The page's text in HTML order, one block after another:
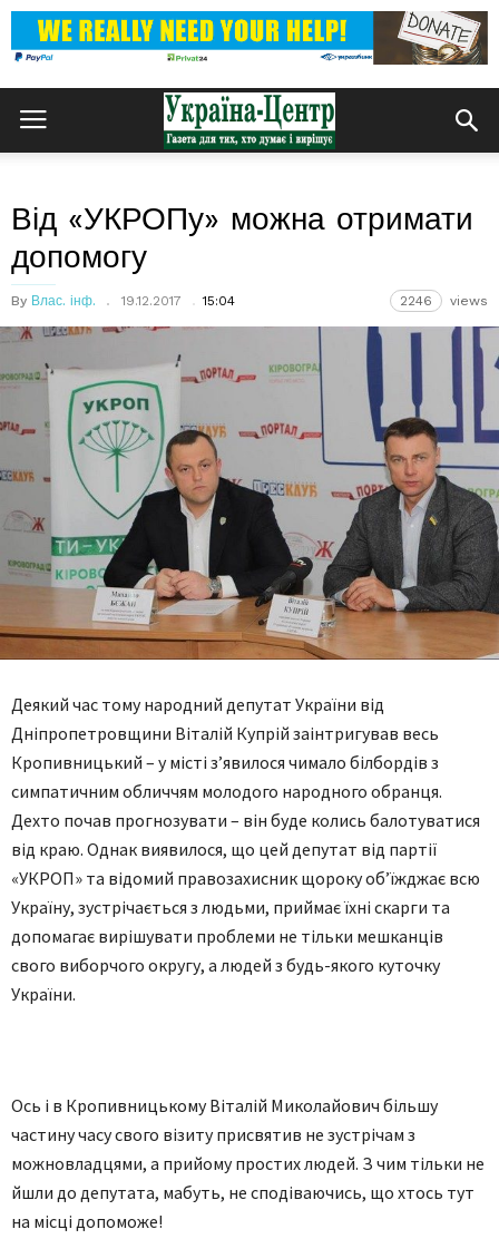
Від «УКРОПу» можна отримати
допомогу
By Влас. інф. 19.12.2017 15:04 2246 views
Деякий час тому народний депутат України від
Дніпропетровщини Віталій Купрій заінтригував весь
Кропивницький – у місті з’явилося чимало білбордів з
симпатичним обличчям молодого народного обранця.
Дехто почав прогнозувати – він буде колись балотуватися
від краю. Однак виявилося, що цей депутат від партії
«УКРОП» та відомий правозахисник щороку об’їжджає всю
Україну, зустрічається з людьми, приймає їхні скарги та
допомагає вирішувати проблеми не тільки мешканців
свого виборчого округу, а людей з будь-якого куточку
України.
Ось і в Кропивницькому Віталій Миколайович більшу
частину часу свого візиту присвятив не зустрічам з
можновладцями, а прийому простих людей. З чим тільки не
йшли до депутата, мабуть, не сподіваючись, що хтось тут
на місці допоможе!